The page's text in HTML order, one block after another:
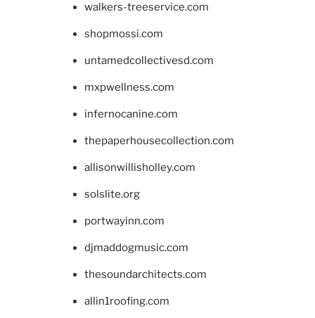
walkers-treeservice.com
shopmossi.com
untamedcollectivesd.com
mxpwellness.com
infernocanine.com
thepaperhousecollection.com
allisonwillisholley.com
solslite.org
portwayinn.com
djmaddogmusic.com
thesoundarchitects.com
allin1roofing.com